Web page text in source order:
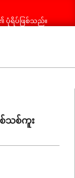
ပုံရိပ်ဖြစ်သည်။
စ်သစ်ကူး